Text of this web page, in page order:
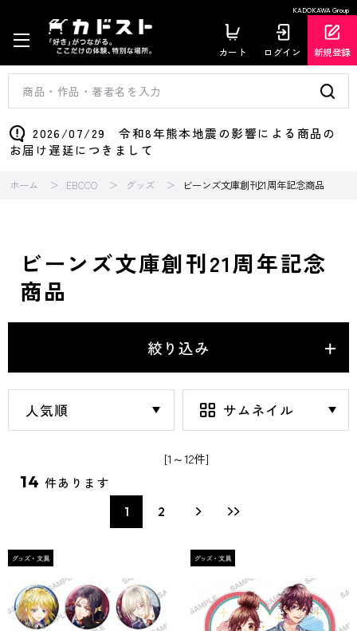
KADOKAWA Group
カート ログイン 新規登録
2026/07/29 令和8年熊本地震の影響による商品の
お届け遅延につきまして
ホーム EBCCO グッズ ビーンズ文庫創刊21周年記念商品
ビーンズ文庫創刊21周年記念
商品
絞り込み
[1～12件]
14 件あります
1 2